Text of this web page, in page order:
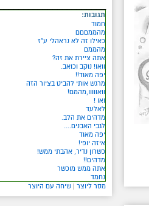
תגובות:
חמוד
מהממםםם
כאילו זה לא נראהלי ע"ז
מהממם
אתה ציירת את זה?
וואו! נוקב וכואב.
יפה מאוד!!
מרגש אותי להביט בציור הזה
וואווווו,מהמם!
ואו !
לאלעד
מדהים את הלב.
לגבי האבנים....
יפה מאוד
איזה יופי!
כשרון נדיר, אהבתי ממש!
מדהים!!
אתה ממש מוכשר
נחמד
מסר ליוצר |שיחה עם היוצר